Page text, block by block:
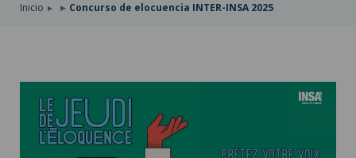
Inicio Concurso de elocuencia INTER-INSA 2025